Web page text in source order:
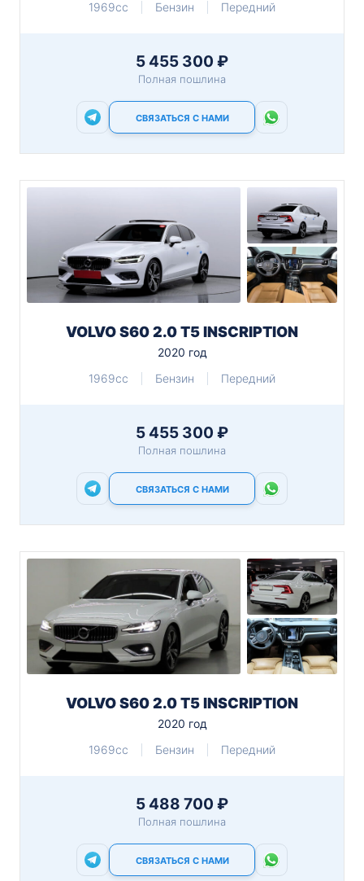
1969cc
Бензин Передний
5 455 300 ₽
Полная пошлина
СВЯЗАТЬСЯ С НАМИ
VOLVO S60 2.0 T5 INSCRIPTION
2020 год
1969cc
Бензин Передний
5 455 300 ₽
Полная пошлина
СВЯЗАТЬСЯ С НАМИ
VOLVO S60 2.0 T5 INSCRIPTION
2020 год
1969cc
Бензин Передний
5 488 700 ₽
Полная пошлина
СВЯЗАТЬСЯ С НАМИ